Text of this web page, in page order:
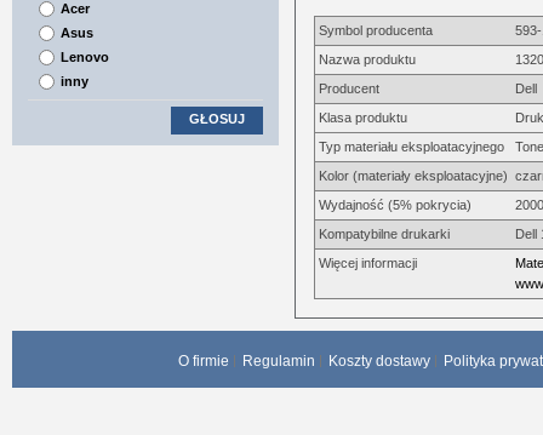
Symbol producenta
Nazwa produktu
Producent
Dell
Klasa produktu
Typ materiału eksploatacyjnego
Kolor (materiały eksploatacyjne)
Wydajność (5% pokrycia)
Kompatybilne drukarki
Dell
Więcej informacji
Acer
Asus
Lenovo
inny
GŁOSUJ
O firmie Regulamin Koszty dostawy Polityka